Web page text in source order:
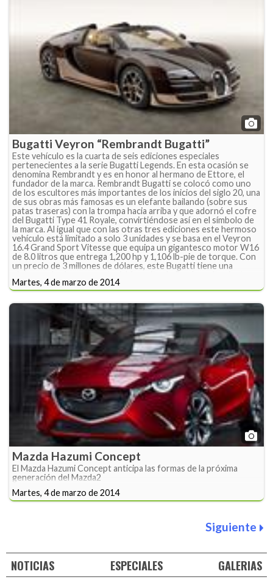
Bugatti Veyron “Rembrandt Bugatti”
Este vehículo es la cuarta de seis ediciones especiales
pertenecientes a la serie Bugatti Legends. En esta ocasión se
denomina Rembrandt y es en honor al hermano de Ettore, el
fundador de la marca. Rembrandt Bugatti se colocó como uno
de los escultores más importantes de los inicios del siglo 20, una
de sus obras más famosas es un elefante bailando (sobre sus
patas traseras) con la trompa hacia arriba y que adornó el cofre
del Bugatti Type 41 Royale, convirtiéndose así en el símbolo de
la marca. Al igual que con las otras tres ediciones este hermoso
vehículo está limitado a solo 3 unidades y se basa en el Veyron
16.4 Grand Sport Vitesse que equipa un gigantesco motor W16
de 8.0 litros que entrega 1,200 hp y 1,106 lb-pie de torque. Con
un precio de 3 millones de dólares, este Bugatti tiene una
que la parte baja de la carrocería hace contraste con un café en
tono claro, mismo tono que es utilizado también en los rines.
Martes, 4 de marzo de 2014
Mazda Hazumi Concept
El Mazda Hazumi Concept anticipa las formas de la próxima
generación del Mazda2
Martes, 4 de marzo de 2014
Siguiente
NOTICIAS ESPECIALES GALERIAS